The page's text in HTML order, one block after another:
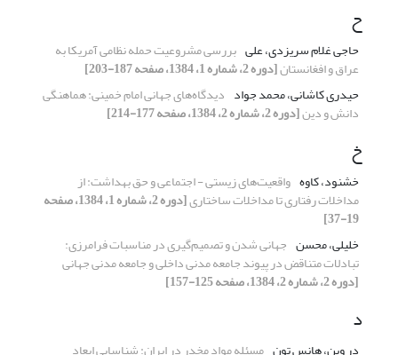
ح
حاجی غلام سریزدی، علی بررسی مشروعیت حمله نظامی آمریکا به
عراق و افغانستان[دوره 2، شماره 1، 1384، صفحه 187-203]
حیدری کاشانی، محمد جواد دیدگاه‌های جهانی امام خمینی: هماهنگی
دانش و دین[دوره 2، شماره 2، 1384، صفحه 177-214]
خ
خشنود، کاوه واقعیت‌های زیستی - اجتماعی و حق بهداشت: از
مداخلات رفتاری تا مداخلات ساختاری [دوره 2، شماره 1، 1384، صفحه
19-37]
خلیلی، محسن جهانی شدن و تصمیم‌گیری در مناسبات فرامرزی:
تبادلات متناقض در پیوند جامعه مدنی داخلی و جامعه مدنی جهانی
[دوره 2، شماره 2، 1384، صفحه 125-157]
د
در وین، هانس تون مسئله مواد مخدر در ایران: شناسایی ابعاد